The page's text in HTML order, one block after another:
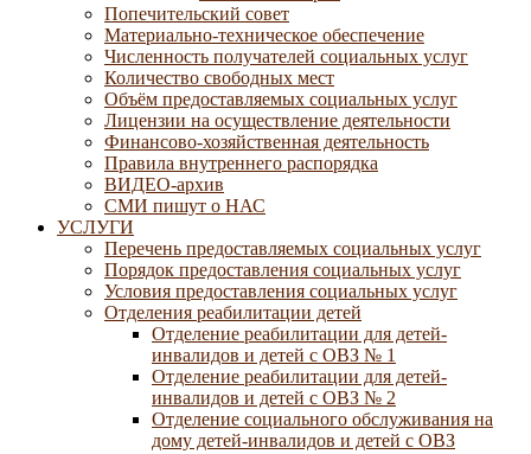
Попечительский совет
Материально-техническое обеспечение
Численность получателей социальных услуг
Количество свободных мест
Объём предоставляемых социальных услуг
Лицензии на осуществление деятельности
Финансово-хозяйственная деятельность
Правила внутреннего распорядка
ВИДЕО-архив
СМИ пишут о НАС
УСЛУГИ
Перечень предоставляемых социальных услуг
Порядок предоставления социальных услуг
Условия предоставления социальных услуг
Отделения реабилитации детей
Отделение реабилитации для детей-
инвалидов и детей с ОВЗ № 1
Отделение реабилитации для детей-
инвалидов и детей с ОВЗ № 2
Отделение социального обслуживания на
дому детей-инвалидов и детей с ОВЗ